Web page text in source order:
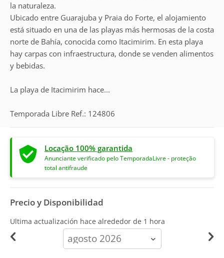
la naturaleza.
Ubicado entre Guarajuba y Praia do Forte, el alojamiento
está situado en una de las playas más hermosas de la costa
norte de Bahía, conocida como Itacimirim. En esta playa
hay carpas con infraestructura, donde se venden alimentos
y bebidas.
La playa de Itacimirim hace...
Temporada Libre Ref.: 124806
Locação 100% garantida
Anunciante verificado pelo TemporadaLivre - proteção
total antifraude
Precio y Disponibilidad
Ultima actualización hace alrededor de 1 hora
calendar-
month